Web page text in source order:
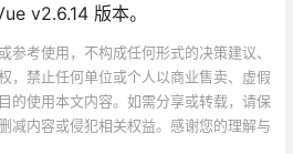
v2.6.14 版本。
参考使用，不构成任何形式的决策建议、
，禁止任何单位或个人以商业售卖、虚假
的使用本文内容。如需分享或转载，请保
减内容或侵犯相关权益。感谢您的理解与